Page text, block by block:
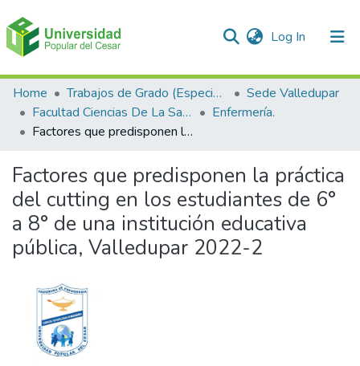
Log In (current)
Communities & Collections
All of DSpace
Home Trabajos de Grado (Especializaciones y Pregrados)
Sede Valledupar
Facultad Ciencias De La Salud.
Enfermería.
Factores que predisponen la práctica del cutting en los estudiantes de 6° a 8° de una institución educativa pública, Valledupar 2022-2
Factores que predisponen la práctica
del cutting en los estudiantes de 6°
a 8° de una institución educativa
pública, Valledupar 2022-2